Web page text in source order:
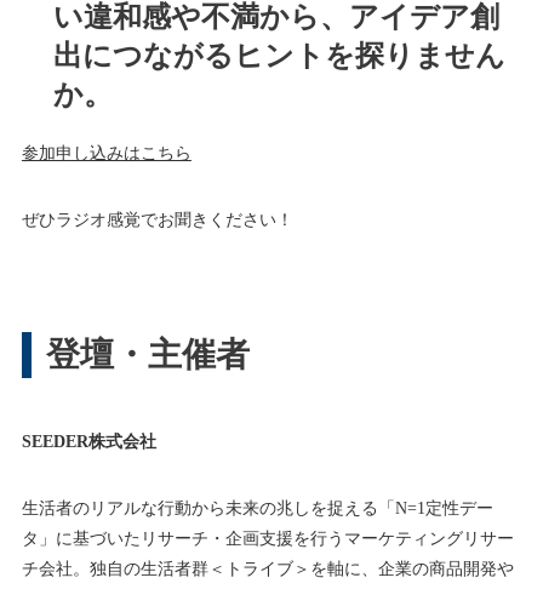
い違和感や不満から、 アイデア創
出につながるヒントを探りません
か。
参加申し込みはこちら
ぜひラジオ感覚でお聞きください！
登壇・主催者
SEEDER株式会社
生活者のリアルな行動から未来の兆しを捉える「N=1定性デー
タ」に基づいたリサーチ・企画支援を行うマーケティングリサー
チ会社。独自の生活者群＜トライブ＞を軸に、企業の商品開発や